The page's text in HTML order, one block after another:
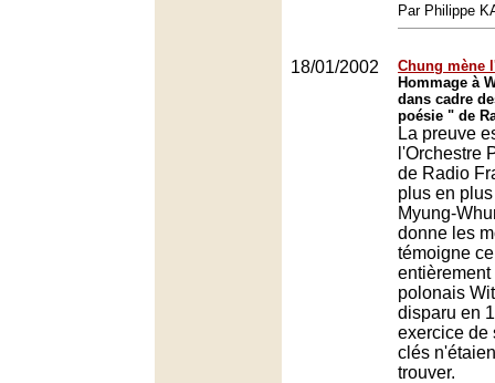
Par Philippe
18/01/2002
Chung mène
Hommage à
dans cadre
poésie " de
La preuve
l'Orchestre
de Radio
plus en
Myung-
donne les
témoigne
polonais
disparu en
exercice de
clés
trouver.